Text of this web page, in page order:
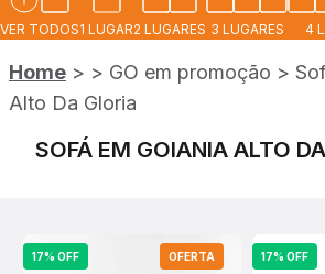
VER TODOS1 LUGAR2 LUGARES 3 LUGARES 4
Home > > GO em promoção >
Alto Da Gloria
SOFÁ EM GOIANIA ALTO
17% OFF OFERTA 17% OFF